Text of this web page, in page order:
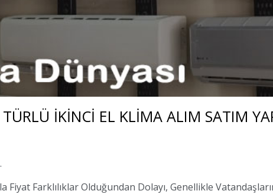
TÜRLÜ İKİNCİ EL KLİMA ALIM SATIM
Fiyat Farklılıklar Olduğundan Dolayı, Genellikle